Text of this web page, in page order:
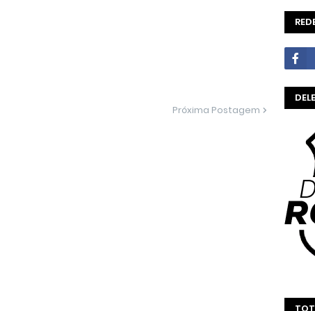
Próxima Postagem